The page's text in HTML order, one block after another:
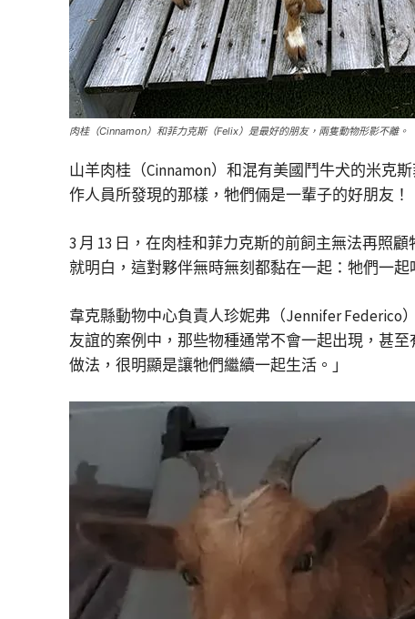
肉桂（Cinnamon）和菲力克斯（Felix）是最好的朋友，兩隻動物形影不離
山羊肉桂（Cinnamon）和混有美國鬥牛犬的米克
作人員所發現的那樣，牠們倆是一輩子的好朋友！
3 月 13 日，在肉桂和菲力克斯的前飼主無法再照
就明白，這對夥伴無時無刻都黏在一起：牠們一起
韋克縣動物中心負責人珍妮弗（Jennifer
友誼的案例中，那些物種通常不會一起出現，甚
做法，很明顯是讓牠們繼續一起生活。」